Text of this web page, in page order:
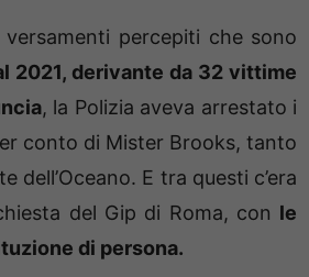
percepiti che sono
2021, derivante da 32 vittime
, la Polizia aveva arrestato i
conto di Mister Brooks, tanto
E tra questi c’era
del Gip di Roma, con le
di persona.